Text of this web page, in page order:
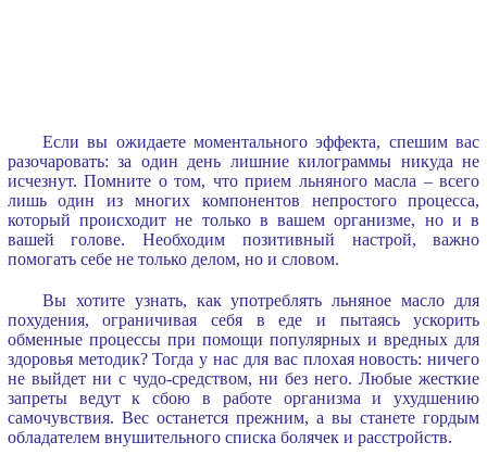
Если вы ожидаете моментального эффекта, спешим вас
разочаровать: за один день лишние килограммы никуда не
исчезнут. Помните о том, что прием льняного масла – всего
лишь один из многих компонентов непростого процесса,
который происходит не только в вашем организме, но и в
вашей голове. Необходим позитивный настрой, важно
помогать себе не только делом, но и словом.
Вы хотите узнать, как употреблять льняное масло для
похудения, ограничивая себя в еде и пытаясь ускорить
обменные процессы при помощи популярных и вредных для
здоровья методик? Тогда у нас для вас плохая новость: ничего
не выйдет ни с чудо-средством, ни без него. Любые жесткие
запреты ведут к сбою в работе организма и ухудшению
самочувствия. Вес останется прежним, а вы станете гордым
обладателем внушительного списка болячек и расстройств.